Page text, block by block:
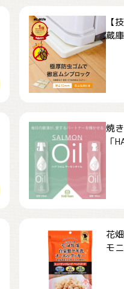
【
蔵
焼
「
花
モ